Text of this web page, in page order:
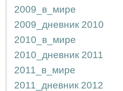
2009_в_мире
2009_дневник 2010
2010_в_мире
2010_дневник 2011
2011_в_мире
2011_дневник 2012